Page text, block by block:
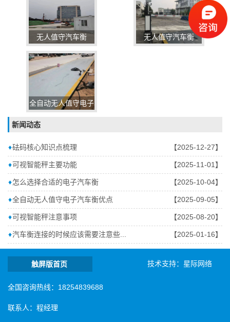
无人值守汽车衡 无人值守汽车衡
全自动无人值守电子
新闻动态
♦砝码核心知识点梳理 【2025-12-27】
♦可视智能秤主要功能 【2025-11-01】
♦怎么选择合适的电子汽车衡 【2025-10-04】
♦全自动无人值守电子汽车衡优点 【2025-09-05】
♦可视智能秤注意事项 【2025-08-20】
♦汽车衡连接的时候应该需要注意些... 【2025-01-16】
触屏版首页 技术支持： 星际网络
全国咨询热线：18254839688
联系人：程经理